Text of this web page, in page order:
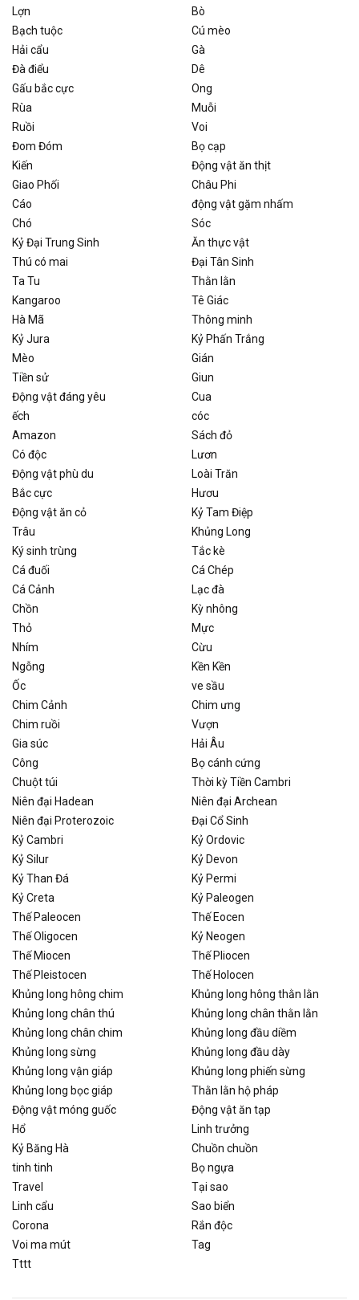
Lợn
Bò
Bạch tuộc
Cú mèo
Hải cẩu
Gà
Đà điểu
Dê
Gấu bắc cực
Ong
Rùa
Muỗi
Ruồi
Voi
Đom Đóm
Bọ cạp
Kiến
Động vật ăn thịt
Giao Phối
Châu Phi
Cáo
động vật gặm nhấm
Chó
Sóc
Kỷ Đại Trung Sinh
Ăn thực vật
Thú có mai
Đại Tân Sinh
Ta Tu
Thằn lằn
Kangaroo
Tê Giác
Hà Mã
Thông minh
Kỷ Jura
Kỷ Phấn Trắng
Mèo
Gián
Tiền sử
Giun
Động vật đáng yêu
Cua
ếch
cóc
Amazon
Sách đỏ
Có độc
Lươn
Động vật phù du
Loài Trăn
Bắc cực
Hươu
Động vật ăn cỏ
Kỷ Tam Điệp
Trâu
Khủng Long
Ký sinh trùng
Tắc kè
Cá đuối
Cá Chép
Cá Cảnh
Lạc đà
Chồn
Kỳ nhông
Thỏ
Mực
Nhím
Cừu
Ngỗng
Kền Kền
Ốc
ve sầu
Chim Cảnh
Chim ưng
Chim ruồi
Vượn
Gia súc
Hải Âu
Công
Bọ cánh cứng
Chuột túi
Thời kỳ Tiền Cambri
Niên đại Hadean
Niên đại Archean
Niên đại Proterozoic
Đại Cổ Sinh
Kỷ Cambri
Kỷ Ordovic
Kỷ Silur
Kỷ Devon
Kỷ Than Đá
Kỷ Permi
Kỷ Creta
Kỷ Paleogen
Thế Paleocen
Thế Eocen
Thế Oligocen
Kỷ Neogen
Thế Miocen
Thế Pliocen
Thế Pleistocen
Thế Holocen
Khủng long hông chim
Khủng long hông thằn lằn
Khủng long chân thú
Khủng long chân thằn lằn
Khủng long chân chim
Khủng long đầu diềm
Khủng long sừng
Khủng long đầu dày
Khủng long vận giáp
Khủng long phiến sừng
Khủng long bọc giáp
Thằn lằn hộ pháp
Động vật móng guốc
Động vật ăn tạp
Hổ
Linh trưởng
Kỷ Băng Hà
Chuồn chuồn
tinh tinh
Bọ ngựa
Travel
Tại sao
Linh cẩu
Sao biển
Corona
Rắn độc
Voi ma mút
Tag
Tttt